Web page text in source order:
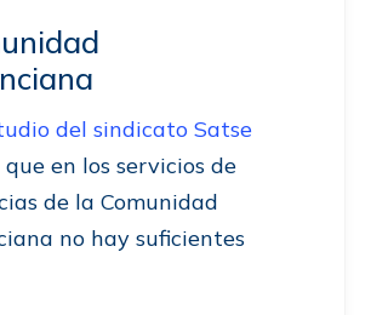
del sindicato Satse
en los servicios de
de la Comunidad
no hay suficientes